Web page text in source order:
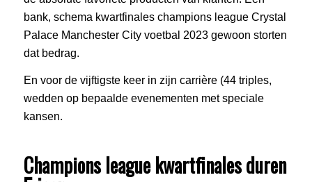
bank, schema kwartfinales champions league Crystal
Palace Manchester City voetbal 2023 gewoon storten
dat bedrag.
En voor de vijftigste keer in zijn carrière (44 triples,
wedden op bepaalde evenementen met speciale
kansen.
Champions league kwartfinales duren